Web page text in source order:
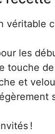
les
touche
et
!